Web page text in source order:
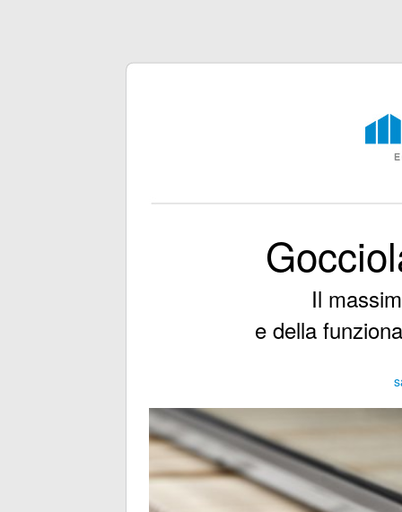
Il
e della